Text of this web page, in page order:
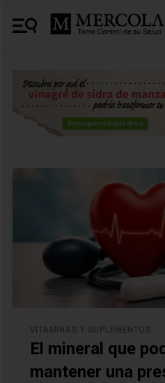
VITAMINAS Y SUPLEMENTOS
El mineral que
mantener una